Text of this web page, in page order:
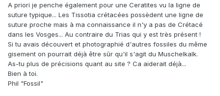
A priori je penche également pour une Ceratites vu la ligne de
suture typique... Les Tissotia crétacées possèdent une ligne de
suture proche mais à ma connaissance il n'y a pas de Crétacé
dans les Vosges... Au contraire du Trias qui y est très présent !
Si tu avais découvert et photographié d'autres fossiles du même
gisement on pourrait déjà être sûr qu'il s'agit du Muschelkalk.
As-tu plus de précisions quant au site ? Ca aiderait déjà...
Bien à toi.
Phil "Fossil"